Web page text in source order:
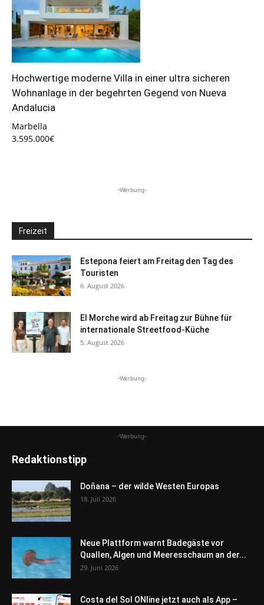
Hochwertige moderne Villa in einer ultra sicheren
Wohnanlage in der begehrten Gegend von Nueva
Andalucia
Marbella
3.595.000€
-Werbung-
Freizeit
Estepona feiert am Freitag den Tag des
Touristen
6. August 2026
El Morche wird ab Freitag zur Bühne für
internationale Streetfood-Küche
5. August 2026
-Werbung-
-Werbung-
Redaktionstipp
Doñana – der wilde Westen Europas
18. Juli 2026
Neue Plattform warnt Badegäste vor
Quallen, Algen und Meeresschaum an der...
29. Juni 2026
Costa del Sol ONline jetzt auch als App –